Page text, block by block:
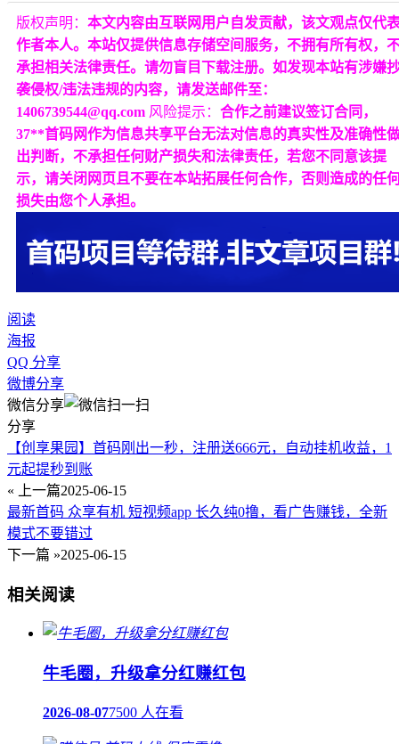
版权声明： 本文内容由互联网用户自发贡献，该文观点仅代
作者本人。本站仅提供信息存储空间服务，不拥有所有权，
承担相关法律责任。请勿盲目下载注册。如发现本站有涉嫌
袭侵权/违法违规的内容，请发送邮件至：
1406739544@qq.com 风险提示： 合作之前建议签订合同，
37**首码网作为信息共享平台无法对信息的真实性及准确性
出判断，不承担任何财产损失和法律责任，若您不同意该提
示，请关闭网页且不要在本站拓展任何合作，否则造成的任
损失由您个人承担。
阅读
海报
QQ 分享
微博分享
微信分享
分享
【创享果园】首码刚出一秒，注册送666元，自动挂机收益，1
元起提秒到账
« 上一篇2025-06-15
最新首码 众享有机 短视频app 长久纯0撸，看广告赚钱，全新
模式不要错过
下一篇 »2025-06-15
相关阅读
牛毛圈，升级拿分红赚红包
2026-08-077500 人在看